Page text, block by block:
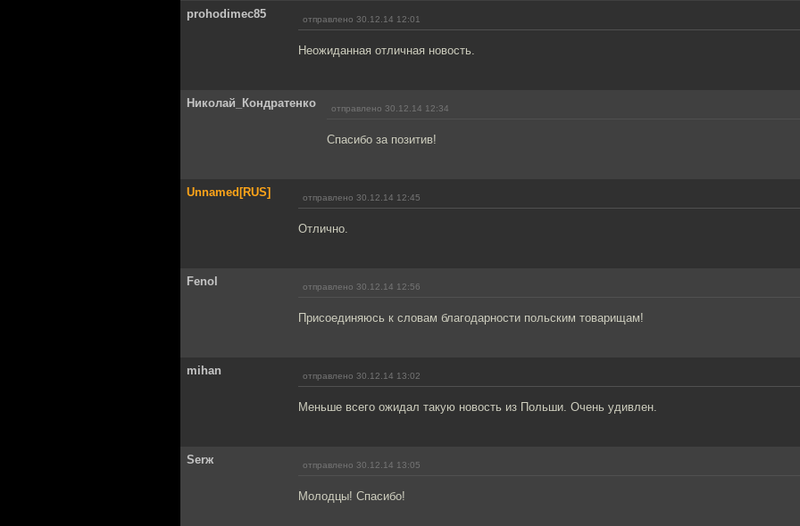
prohodimec85 отправлено 30.12.14 12:01
Неожиданная отличная новость.
Николай_Кондратенко отправлено 30.12.14 12:34
Спасибо за позитив!
Unnamed[RUS] отправлено 30.12.14 12:45
Отлично.
Fenol отправлено 30.12.14 12:56
Присоединяюсь к словам благодарности польским товарищам!
mihan отправлено 30.12.14 13:02
Меньше всего ожидал такую новость из Польши. Очень удивлен.
Serж отправлено 30.12.14 13:05
Молодцы! Спасибо!